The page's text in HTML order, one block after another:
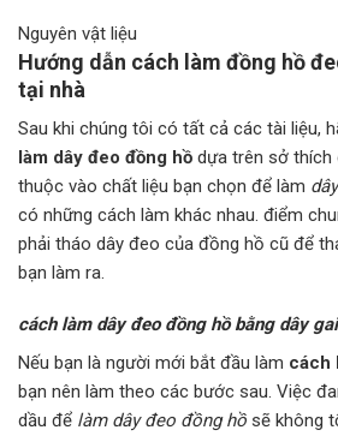
Nguyên vật liệu
Hướng dẫn cách làm đồng hồ
tại nhà
Sau khi chúng tôi có tất cả các tài liệu,
làm dây đeo đồng hồ dựa trên sở thích
thuộc vào chất liệu bạn chọn để làm
có những cách làm khác nhau. điểm
phải tháo dây đeo của đồng hồ cũ để
bạn làm ra.
cách làm dây đeo đồng hồ bằng dây gai
Nếu bạn là người mới bắt đầu làm cách
bạn nên làm theo các bước sau. Việc
dầu để làm dây đeo đồng hồ sẽ không